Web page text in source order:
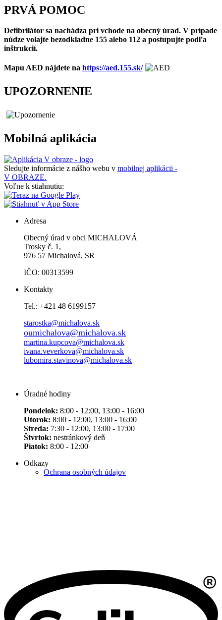
PRVÁ POMOC
Defibrilátor sa nachádza pri vchode na obecný úrad. V prípade
núdze volajte bezodkladne 155 alebo 112 a postupujte podľa
inštrukcií.
Mapu AED nájdete na https://aed.155.sk/
UPOZORNENIE
Mobilná aplikácia
Sledujte informácie z nášho webu v mobilnej aplikácii -
V OBRAZE.
Voľne k stiahnutiu:
Adresa
Obecný úrad v obci MICHALOVÁ
Trosky č. 1,
976 57 Michalová, SR
IČO: 00313599
Kontakty
Tel.: +421 48 6199157
starostka@michalova.sk
oumichalova@michalova.sk
martina.kupcova@michalova.sk
ivana.veverkova@michalova.sk
lubomira.stavinova@michalova.sk
Úradné hodiny
Pondelok: 8:00 - 12:00, 13:00 - 16:00
Utorok: 8:00 - 12:00, 13:00 - 16:00
Streda: 7:30 - 12:00, 13:00 - 17:00
Štvrtok: nestránkový deň
Piatok: 8:00 - 12:00
Odkazy
Ochrana osobných údajov